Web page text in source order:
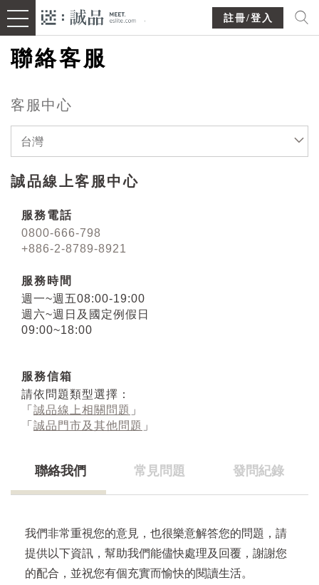
註冊/登入
聯絡客服
客服中心
台灣
誠品線上客服中心
服務電話
0800-666-798
+886-2-8789-8921
服務時間
週一~週五08:00-19:00
週六~週日及國定例假日
09:00~18:00
服務信箱
請依問題類型選擇：
「 誠品線上相關問題 」
「 誠品門市及其他問題 」
聯絡我們 常見問題 發問紀錄
我們非常重視您的意見，也很樂意解答您的問題，請
提供以下資訊，幫助我們能儘快處理及回覆，謝謝您
的配合，並祝您有個充實而愉快的閱讀生活。